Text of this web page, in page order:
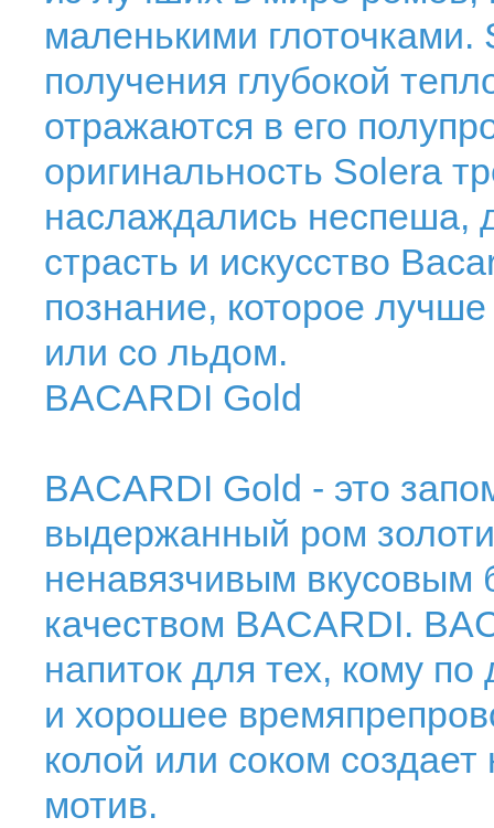
маленькими
получения глубокой
отражаются в его
оригинальность Solera
наслаждались неспеша,
страсть и искусство
познание, которое
или со льдом.
BACARDI Gold
BACARDI Gold - это
выдержанный ром
ненавязчивым вкусовым
качеством BACARDI.
напиток для тех, кому
и хорошее
колой или соком
мотив.